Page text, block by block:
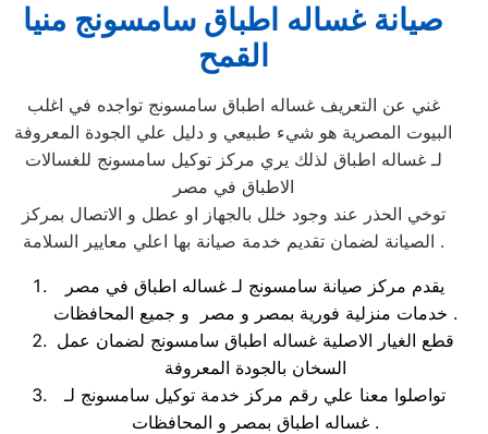
صيانة غساله اطباق سامسونج منيا
القمح
غني عن التعريف غساله اطباق سامسونج تواجده في اغلب
البيوت المصرية هو شيء طبيعي و دليل علي الجودة المعروفة
لـ غساله اطباق لذلك يري مركز توكيل سامسونج للغسالات
الاطباق في مصر
توخي الحذر عند وجود خلل بالجهاز او عطل و الاتصال بمركز
الصيانة لضمان تقديم خدمة صيانة بها اعلي معايير السلامة .
يقدم مركز صيانة سامسونج لـ غساله اطباق في مصر
خدمات منزلية فورية بمصر و مصر و جميع المحافظات .
قطع الغيار الاصلية غساله اطباق سامسونج لضمان عمل
السخان بالجودة المعروفة
تواصلوا معنا علي رقم مركز خدمة توكيل سامسونج لـ
غساله اطباق بمصر و المحافظات .